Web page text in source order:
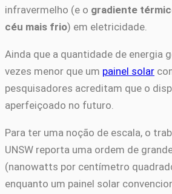
infravermelho (e o gradiente
céu mais frio) em eletricidade.
Ainda que a quantidade de energia
vezes menor que um painel solar
pesquisadores acreditam que o
aperfeiçoado no futuro.
Para ter uma noção de escala, o
UNSW reporta uma ordem de
(nanowatts por centímetro
enquanto um painel solar